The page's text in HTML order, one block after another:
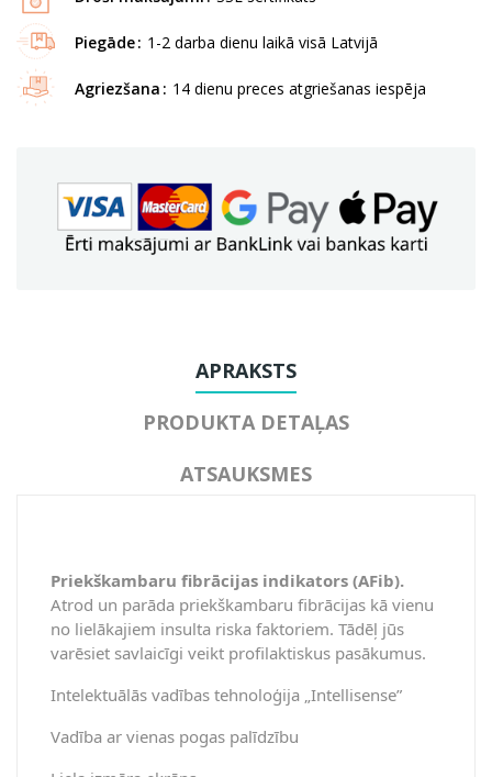
Piegāde 1-2 darba dienu laikā visā Latvijā
Agriezšana 14 dienu preces atgriešanas iespēja
APRAKSTS
PRODUKTA DETAĻAS
ATSAUKSMES
Priekškambaru fibrācijas indikators (AFib).
Atrod un parāda priekškambaru fibrācijas kā vienu
no lielākajiem insulta riska faktoriem. Tādēļ jūs
varēsiet savlaicīgi veikt profilaktiskus pasākumus.
Intelektuālās vadības tehnoloģija „Intellisense”
Vadība ar vienas pogas palīdzību